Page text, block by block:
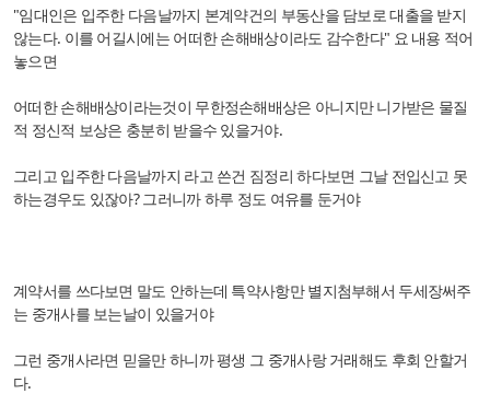
"임대인은 입주한 다음날까지 본계약건의 부동산을 담보로 대출을 받지
않는다. 이를 어길시에는 어떠한 손해배상이라도 감수한다" 요 내용 적어
놓으면
어떠한 손해배상이라는것이 무한정손해배상은 아니지만 니가받은 물질
적 정신적 보상은 충분히 받을수 있을거야.
그리고 입주한 다음날까지 라고 쓴건 짐정리 하다보면 그날 전입신고 못
하는경우도 있잖아? 그러니까 하루 정도 여유를 둔거야
계약서를 쓰다보면 말도 안하는데 특약사항만 별지첨부해서 두세장써주
는 중개사를 보는날이 있을거야
그런 중개사라면 믿을만 하니까 평생 그 중개사랑 거래해도 후회 안할거
다.